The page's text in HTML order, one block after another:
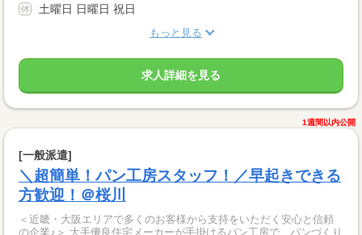
土曜日 日曜日 祝日
もっと見る
求人詳細を見る
1週間以内公開
[一般派遣]
＼超簡単！パン工房スタッフ！／早起きできる
方歓迎！＠桜川
＜近畿・大阪エリアで多くのお客様から支持をいただく安心と信頼
の企業♪＞ 大手優良住宅メーカーが手掛けるパン工房で、パンづくり